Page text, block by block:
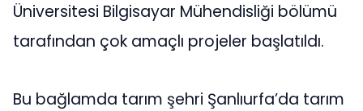
Üniversitesi Bilgisayar Mühendisliği bölümü
tarafından çok amaçlı projeler başlatıldı.
Bu bağlamda tarım şehri Şanlıurfa’da tarım